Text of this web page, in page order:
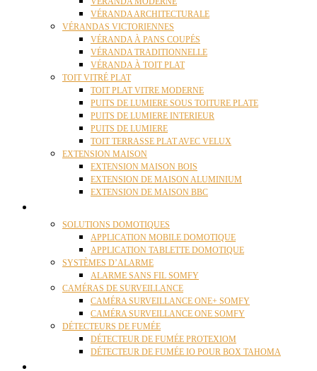
VÉRANDA ARCHITECTURALE
VÉRANDAS VICTORIENNES
VÉRANDA À PANS COUPÉS
VÉRANDA TRADITIONNELLE
VÉRANDA À TOIT PLAT
TOIT VITRÉ PLAT
TOIT PLAT VITRE MODERNE
PUITS DE LUMIERE SOUS TOITURE PLATE
PUITS DE LUMIERE INTERIEUR
PUITS DE LUMIERE
TOIT TERRASSE PLAT AVEC VELUX
EXTENSION MAISON
EXTENSION MAISON BOIS
EXTENSION DE MAISON ALUMINIUM
EXTENSION DE MAISON BBC
SOLUTIONS DOMOTIQUES
APPLICATION MOBILE DOMOTIQUE
APPLICATION TABLETTE DOMOTIQUE
SYSTÈMES D’ALARME
ALARME SANS FIL SOMFY
CAMÉRAS DE SURVEILLANCE
CAMÉRA SURVEILLANCE ONE+ SOMFY
CAMÉRA SURVEILLANCE ONE SOMFY
DÉTECTEURS DE FUMÉE
DÉTECTEUR DE FUMÉE PROTEXIOM
DÉTECTEUR DE FUMÉE IO POUR BOX TAHOMA